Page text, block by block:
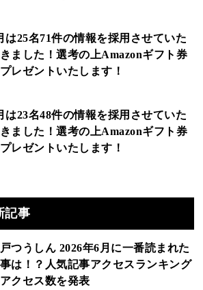
は25名71件の情報を採用させていた
ました！選考の上Amazonギフト券
レゼントいたします！
は23名48件の情報を採用させていた
ました！選考の上Amazonギフト券
レゼントいたします！
記事
つうしん 2026年6月に一番読まれた
は！？人気記事アクセスランキング
クセス数を発表